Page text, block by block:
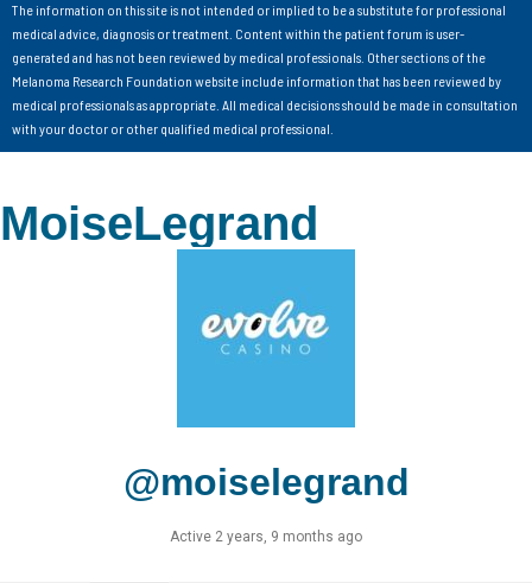
The information on this site is not intended or implied to be a substitute for professional
medical advice, diagnosis or treatment. Content within the patient forum is user-
generated and has not been reviewed by medical professionals. Other sections of the
Melanoma Research Foundation website include information that has been reviewed by
medical professionals as appropriate. All medical decisions should be made in consultation
with your doctor or other qualified medical professional.
MoiseLegrand
@moiselegrand
Active 2 years, 9 months ago